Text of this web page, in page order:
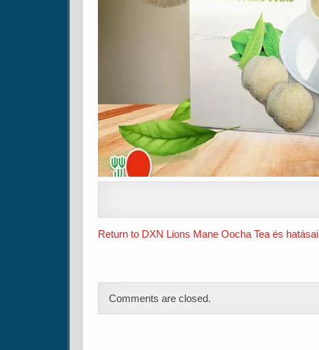
Return to DXN Lions Mane Oocha Tea és hatásai
Comments are closed.